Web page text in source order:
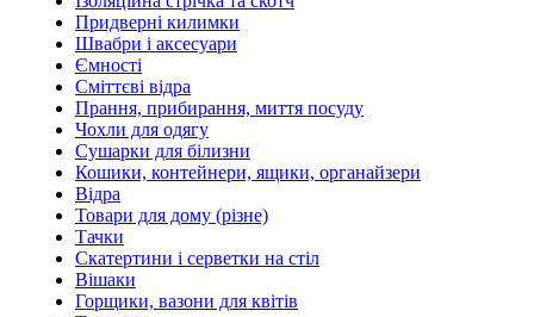
Придверні килимки
Швабри і аксесуари
Ємності
Сміттєві відра
Прання, прибирання, миття посуду
Чохли для одягу
Сушарки для білизни
Кошики, контейнери, ящики, органайзери
Відра
Товари для дому (різне)
Тачки
Скатертини і серветки на стіл
Вішаки
Горщики, вазони для квітів